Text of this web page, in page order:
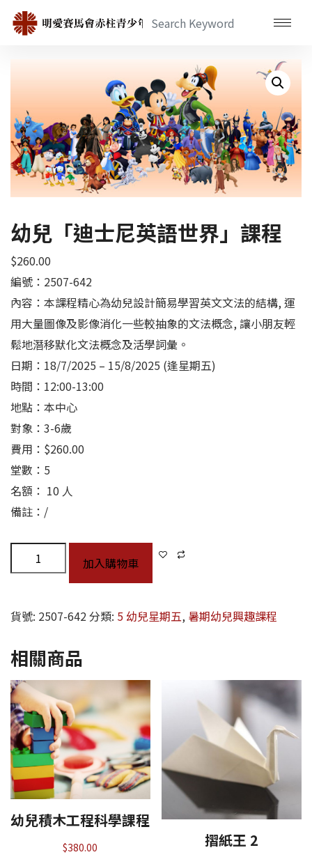
幼兒「迪士尼英語世界」課程
$260.00
編號：2507-642
內容：本課程精心為幼兒設計簡易學習英文文法的結構, 運
用大量圖像及影像消化一些較抽象的文法概念, 讓小朋友輕
鬆地潛移默化文法概念及活學詞彙。
日期：18/7/2025 – 15/8/2025 (逢星期五)
時間：12:00-13:00
地點：本中心
對象：3-6歲
費用：$260.00
堂數：5
名額： 10 人
備註：/
加入購物車
貨號: 2507-642 分類: 5 幼兒星期五, 暑期幼兒興趣課程
相關商品
幼兒積木工程科學課程
$380.00 摺紙王 2